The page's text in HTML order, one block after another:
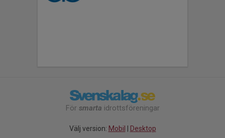
För smarta idrottsföreningar
Välj version: Mobil Desktop